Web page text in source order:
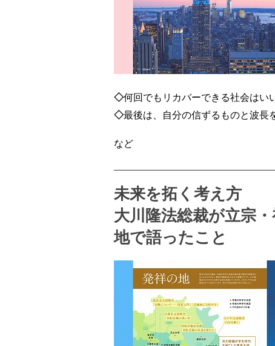
◇何回でもリカバーできる社会はい
◇最後は、自分の信ずるものと波長
など
未来を拓く考え方
大川隆法総裁が立宗
地で語ったこと